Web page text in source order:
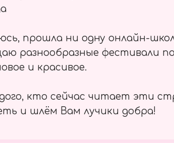
прошла ни одну онлайн-
разнообразные фестивали
и красивое.
кто сейчас читает эти
и шлём Вам лучики добра!